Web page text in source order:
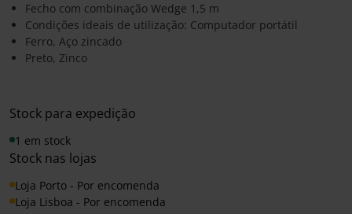
Fecho com combinação Wedge 1,5 m
Condições ideais de utilização: Computador portátil
Ferro, Aço zincado
Preto, Zinco
Stock para expedição
1 em stock
Stock nas lojas
Loja Porto - Por encomenda
Loja Lisboa - Por encomenda